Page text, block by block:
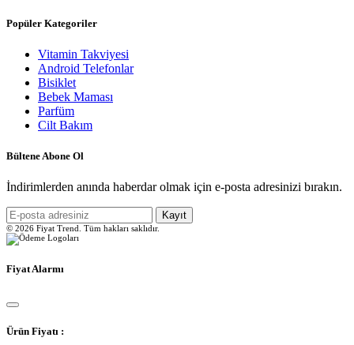
Popüler Kategoriler
Vitamin Takviyesi
Android Telefonlar
Bisiklet
Bebek Maması
Parfüm
Cilt Bakım
Bültene Abone Ol
İndirimlerden anında haberdar olmak için e-posta adresinizi bırakın.
Kayıt
© 2026 Fiyat Trend. Tüm hakları saklıdır.
Fiyat Alarmı
Ürün Fiyatı :